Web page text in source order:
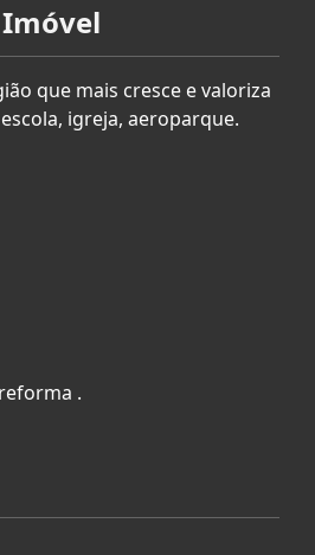
Imóvel
que mais cresce e valoriza
igreja, aeroparque.
.